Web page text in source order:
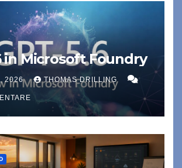
in Microsoft Foundry
2026 THOMAS DRILLING